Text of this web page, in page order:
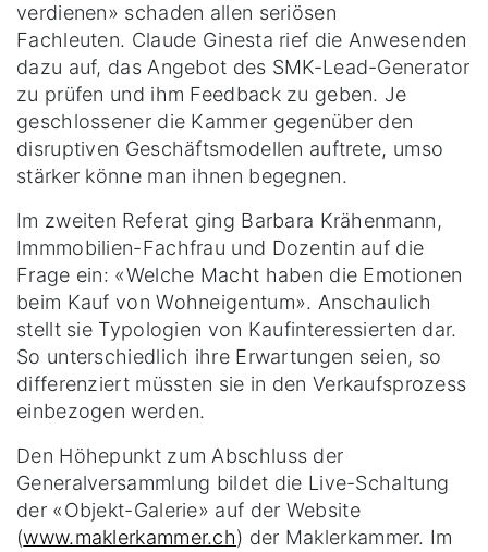
verdienen» schaden allen seriösen
Fachleuten. Claude Ginesta rief die Anwesenden
dazu auf, das Angebot des SMK-Lead-Generator
zu prüfen und ihm Feedback zu geben. Je
geschlossener die Kammer gegenüber den
disruptiven Geschäftsmodellen auftrete, umso
stärker könne man ihnen begegnen.
Im zweiten Referat ging Barbara Krähenmann,
Immmobilien-Fachfrau und Dozentin auf die
Frage ein: «Welche Macht haben die Emotionen
beim Kauf von Wohneigentum». Anschaulich
stellt sie Typologien von Kaufinteressierten dar.
So unterschiedlich ihre Erwartungen seien, so
differenziert müssten sie in den Verkaufsprozess
einbezogen werden.
Den Höhepunkt zum Abschluss der
Generalversammlung bildet die Live-Schaltung
der «Objekt-Galerie» auf der Website
(www.maklerkammer.ch) der Maklerkammer. Im